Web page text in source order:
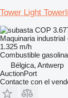
Tower Light
COP
Maquinaria
1.325 m/h
Combustible gasolina
Bélgica, Antwerp
AuctionPort
Contacte con el